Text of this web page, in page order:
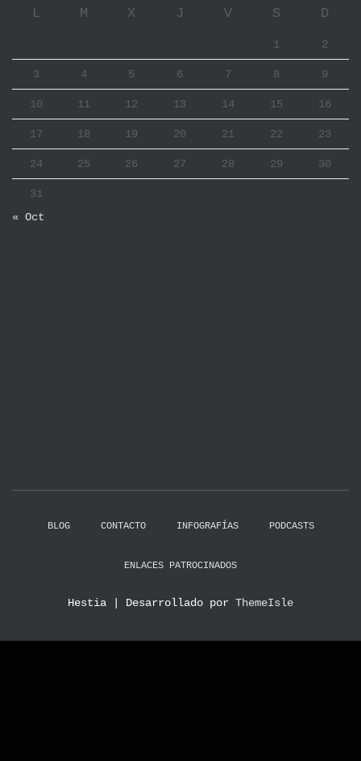
L M X J V S D
1 2
3 4 5 6 7 8 9
10 11 12 13 14 15 16
17 18 19 20 21 22 23
24 25 26 27 28 29 30
31
« Oct
BLOG CONTACTO INFOGRAFÍAS PODCASTS
ENLACES PATROCINADOS
Hestia | Desarrollado por ThemeIsle